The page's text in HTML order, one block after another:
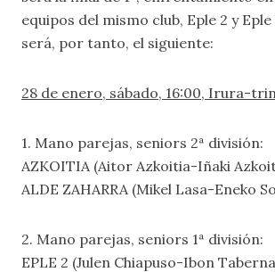
equipos del mismo club, Eple 2 y Eple
será, por tanto, el siguiente:
28 de enero, sábado, 16:00, Irura-
1. Mano parejas, seniors 2ª división:
AZKOITIA (Aitor Azkoitia-Iñaki
ALDE ZAHARRA (Mikel Lasa-Eneko
2. Mano parejas, seniors 1ª división:
EPLE 2 (Julen Chiapuso-Ibon